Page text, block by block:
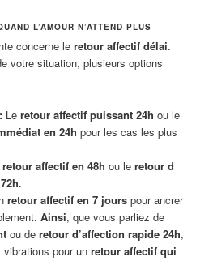
L’AMOUR N’ATTEND PLUS
concerne leretour affectif délai.
votre situation, plusieurs options
Le retour affectif puissant 24h ou le
en 24h pour les cas les plus
retour affectif en 48h ou le retour d
.
retour affectif en 7 jourspour ancrer
Ainsi, que vous parliez de
ou de retour d’affection rapide 24h,
pour un retour affectif qui